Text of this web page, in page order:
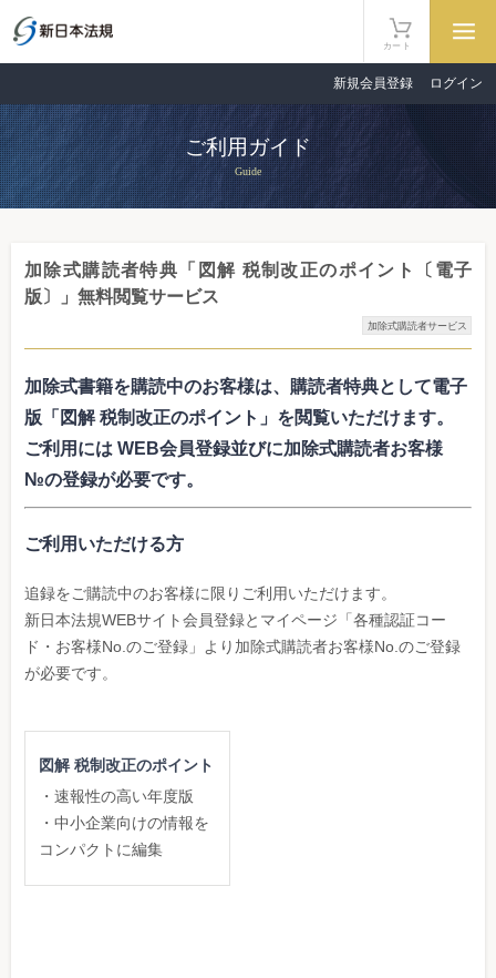
カート
新規会員登録 ログイン
ご利用ガイド
Guide
加除式購読者特典「図解 税制改正のポイント〔電子
版〕」無料閲覧サービス
加除式購読者サービス
加除式書籍を購読中のお客様は、購読者特典として電子
版「図解 税制改正のポイント」を閲覧いただけます。
ご利用には WEB会員登録並びに加除式購読者お客様
№の登録が必要です。
ご利用いただける方
追録をご購読中のお客様に限りご利用いただけます。
新日本法規WEBサイト会員登録とマイページ「各種認証コー
ド・お客様No.のご登録」より加除式購読者お客様No.のご登録
が必要です。
図解 税制改正のポイント
・速報性の高い年度版
・中小企業向けの情報を
コンパクトに編集